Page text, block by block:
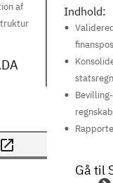
af
Indhold:
Gå til